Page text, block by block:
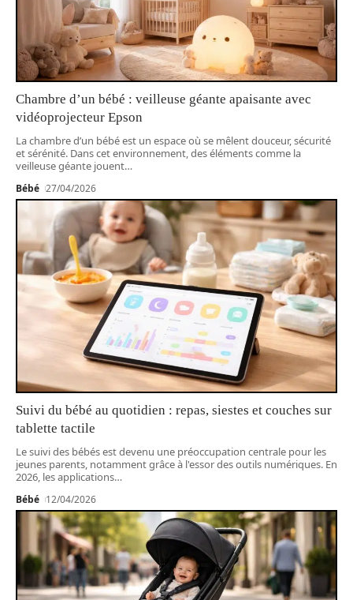
Chambre d’un bébé : veilleuse géante apaisante avec
vidéoprojecteur Epson
La chambre d’un bébé est un espace où se mêlent douceur, sécurité
et sérénité. Dans cet environnement, des éléments comme la
veilleuse géante jouent…
Bébé 27/04/2026
Suivi du bébé au quotidien : repas, siestes et couches sur
tablette tactile
Le suivi des bébés est devenu une préoccupation centrale pour les
jeunes parents, notamment grâce à l'essor des outils numériques. En
2026, les applications…
Bébé 12/04/2026